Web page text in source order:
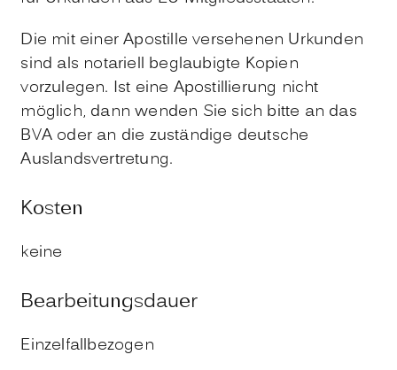
Die mit einer Apostille versehenen Urkunden
sind als notariell beglaubigte Kopien
vorzulegen. Ist eine Apostillierung nicht
möglich, dann wenden Sie sich bitte an das
BVA oder an die zuständige deutsche
Auslandsvertretung.
Kosten
keine
Bearbeitungsdauer
Einzelfallbezogen